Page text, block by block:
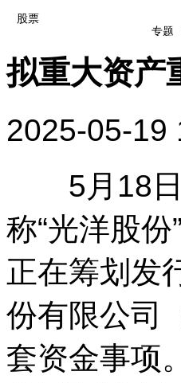
专题 要闻 焦点
股票
专题
拟重大资产
2025-05-19
5月18日
称“光洋股
正在筹划发
份有限公司
套资金事项